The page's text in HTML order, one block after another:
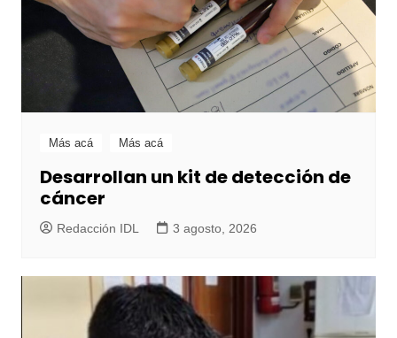
Más acá Más acá
Desarrollan un kit de detección de
cáncer
Redacción IDL 3 agosto, 2026